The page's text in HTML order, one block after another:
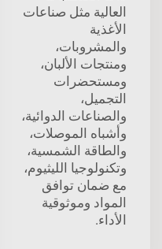
العالية مثل صناعات
الأغذية
والمشروبات،
ومنتجات الألبان،
ومستحضرات
التجميل،
والصناعات الدوائية،
وأشباه الموصلات،
والطاقة الشمسية،
وتكنولوجيا الليثيوم،
مع ضمان توافق
المواد وموثوقية
الأداء.